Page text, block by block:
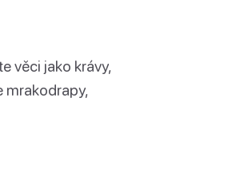
věci jako krávy,